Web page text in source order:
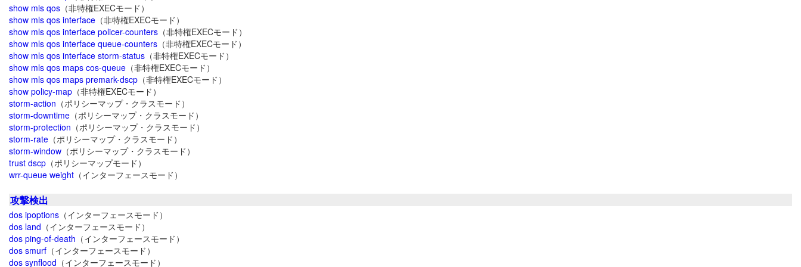
show mls qos （非特権EXECモード）
show mls qos interface （非特権EXECモード）
show mls qos interface policer-counters （非特権EXECモード）
show mls qos interface queue-counters （非特権EXECモード）
show mls qos interface storm-status （非特権EXECモード）
show mls qos maps cos-queue （非特権EXECモード）
show mls qos maps premark-dscp （非特権EXECモード）
show policy-map （非特権EXECモード）
storm-action （ポリシーマップ・クラスモード）
storm-downtime （ポリシーマップ・クラスモード）
storm-protection （ポリシーマップ・クラスモード）
storm-rate （ポリシーマップ・クラスモード）
storm-window （ポリシーマップ・クラスモード）
trust dscp （ポリシーマップモード）
wrr-queue weight （インターフェースモード）
攻撃検出
dos ipoptions （インターフェースモード）
dos land （インターフェースモード）
dos ping-of-death （インターフェースモード）
dos smurf （インターフェースモード）
dos synflood （インターフェースモード）